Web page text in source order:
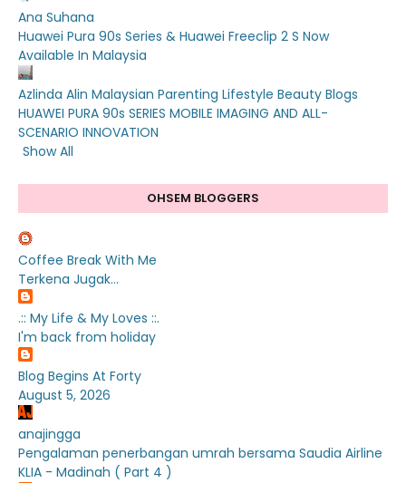
Ana Suhana
Huawei Pura 90s Series & Huawei Freeclip 2 S Now
Available In Malaysia
Azlinda Alin Malaysian Parenting Lifestyle Beauty Blogs
HUAWEI PURA 90s SERIES MOBILE IMAGING AND ALL-
SCENARIO INNOVATION
Show All
OHSEM BLOGGERS
Coffee Break With Me
Terkena Jugak...
.:: My Life & My Loves ::.
I'm back from holiday
Blog Begins At Forty
August 5, 2026
anajingga
Pengalaman penerbangan umrah bersama Saudia Airline
KLIA - Madinah ( Part 4 )